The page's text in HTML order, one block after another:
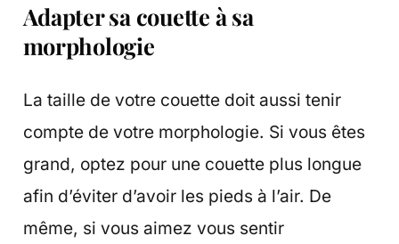
Adapter sa couette à sa
morphologie
La taille de votre couette doit aussi tenir
compte de votre morphologie. Si vous êtes
grand, optez pour une couette plus longue
afin d’éviter d’avoir les pieds à l’air. De
même, si vous aimez vous sentir